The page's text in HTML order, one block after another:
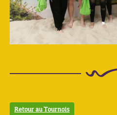
Retour au Tournois